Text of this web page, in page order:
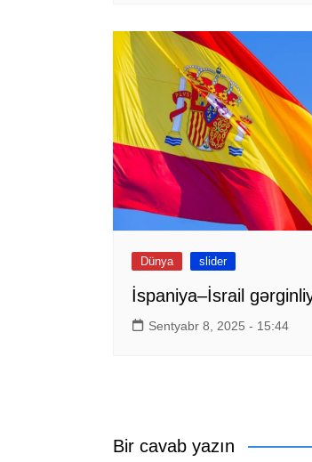
Dünya slider
İspaniya–İsrail
Sentyabr 8, 2025 - 15:44
Bir cavab yazın